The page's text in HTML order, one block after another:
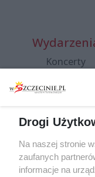
Koncerty
Spacery i
targi
Wernisaże
Więcej
Drogi
Na naszej stronie
zaufanych
informacje na